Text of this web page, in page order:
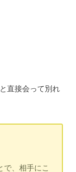
直接会って別れ
で、相手にこ